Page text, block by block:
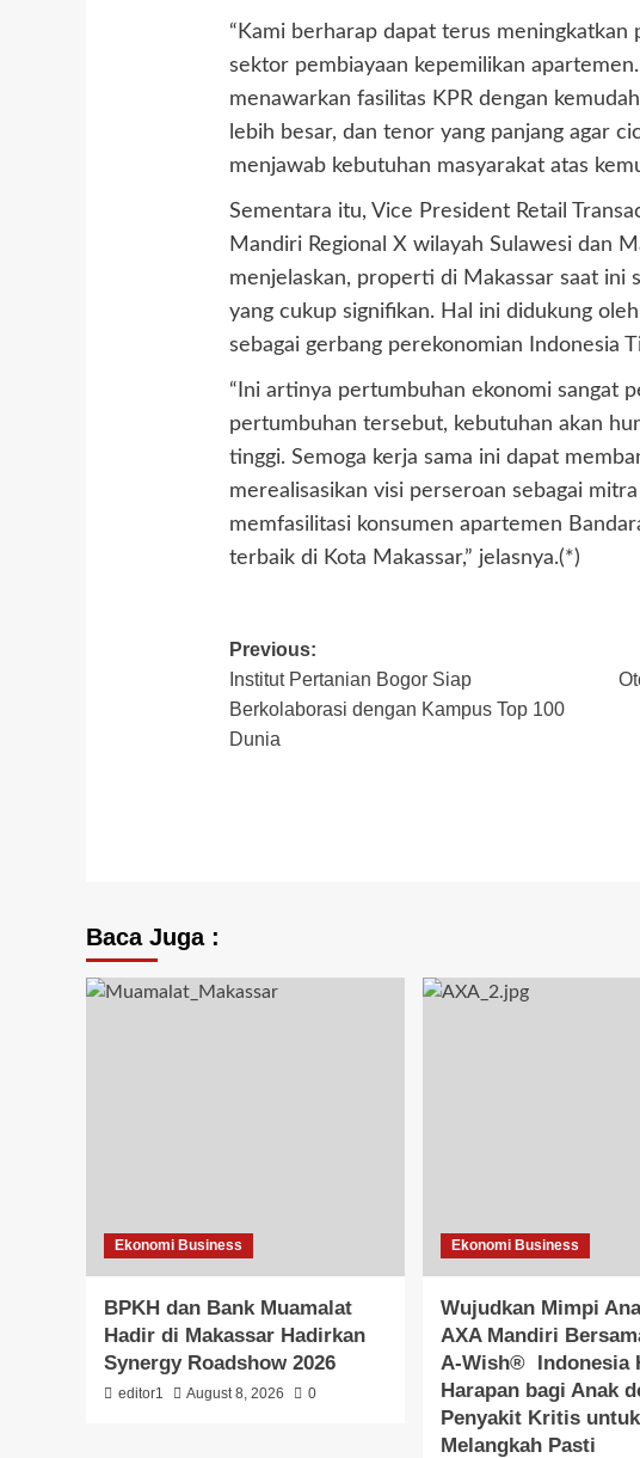
“Kami berharap dapat terus meningkatkan
sektor pembiayaan kepemilikan
menawarkan fasilitas KPR dengan
lebih besar, dan tenor yang panjang agar
menjawab kebutuhan masyarakat atas
Sementara itu, Vice President Retail
Mandiri Regional X wilayah Sulawesi dan
menjelaskan, properti di Makassar saat ini
yang cukup signifikan. Hal ini didukung
sebagai gerbang perekonomian Indonesia
“Ini artinya pertumbuhan ekonomi sangat
pertumbuhan tersebut, kebutuhan akan
tinggi. Semoga kerja sama ini dapat
merealisasikan visi perseroan sebagai
memfasilitasi konsumen apartemen
terbaik di Kota Makassar,” jelasnya.(*)
Post
navigation
Previous:
Institut Pertanian Bogor Siap
Berkolaborasi dengan Kampus Top 100
Dunia
Baca Juga :
Ekonomi Business
BPKH dan Bank Muamalat
Hadir di Makassar Hadirkan
Synergy Roadshow 2026
editor1 August 8, 2026 0
Ekonomi Business
Wujudkan Mimpi
AXA Mandiri
A-Wish® Indonesia
Harapan bagi Anak
Penyakit Kritis
Melangkah Pasti